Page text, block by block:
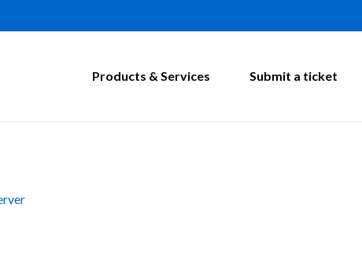
Products & Services Submit a ticket